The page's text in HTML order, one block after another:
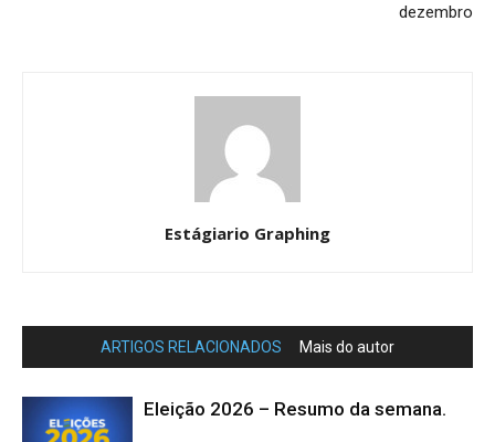
dezembro
Estágiario Graphing
ARTIGOS RELACIONADOS Mais do autor
Eleição 2026 – Resumo da semana.